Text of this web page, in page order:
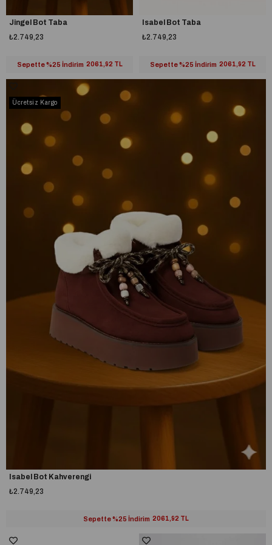
Jingel Bot Taba
₺2.749,23
Sepette %25 İndirim 2061,92 TL
Isabel Bot Taba
₺2.749,23
Sepette %25 İndirim 2061,92 TL
Isabel Bot Kahverengi
₺2.749,23
Sepette %25 İndirim 2061,92 TL
Ücretsiz Kargo